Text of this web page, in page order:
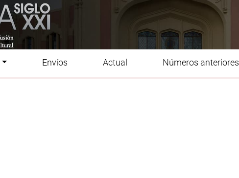
Envíos Actual Números anteriores